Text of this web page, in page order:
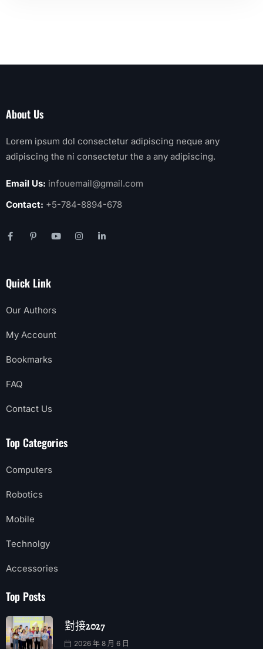
About Us
Lorem ipsum dol consectetur adipiscing neque any
adipiscing the ni consectetur the a any adipiscing.
Email Us: infouemail@gmail.com
Contact: +5-784-8894-678
Quick Link
Our Authors
My Account
Bookmarks
FAQ
Contact Us
Top Categories
Computers
Robotics
Mobile
Technolgy
Accessories
Top Posts
對接2027
2026 年 8 月 6 日